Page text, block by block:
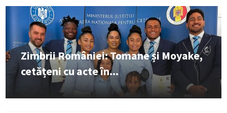
Zimbrii României: Tomane și Moyake,
cetățeni cu acte în...